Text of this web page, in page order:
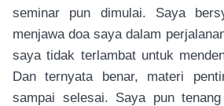
seminar pun dimulai. Saya
menjawa doa saya dalam
saya tidak terlambat untuk
Dan ternyata benar, materi
sampai selesai. Saya pun